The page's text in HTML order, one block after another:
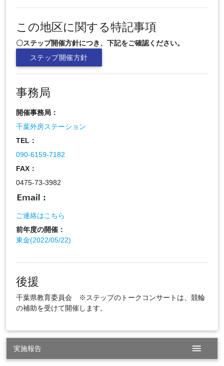
この地区に関する特記事項
〇ステップ開催方針につき、下記をご確認ください。
ステップ開催方針
事務局
開催事務局：
千葉外房ステーション
TEL：
090-6159-7182
FAX：
0475-73-3982
ご連絡はこちら
前年度の開催：
東金(2022/05/22)
後援
千葉県教育委員会 ※ステップのトークコンサートは、競輪
の補助を受けて開催します。
実施報告 menu